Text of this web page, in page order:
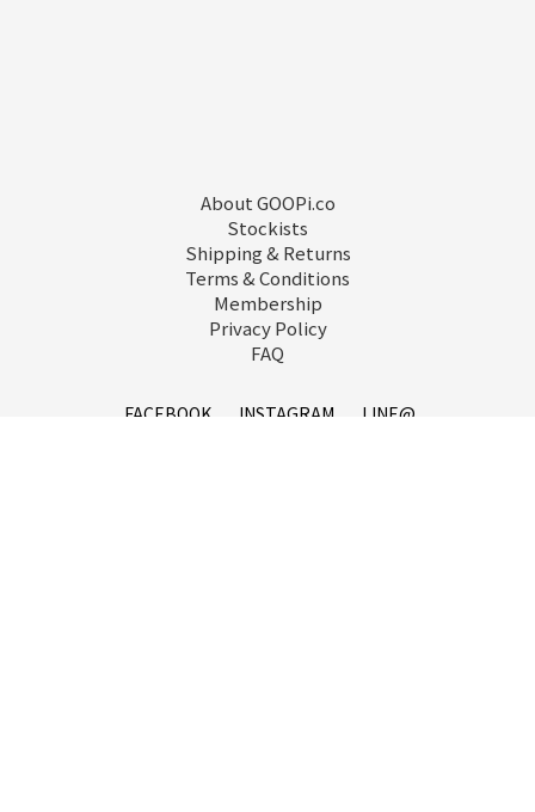
About GOOPi.co
Stockists
Shipping & Returns
Terms & Conditions
Membership
Privacy Policy
FAQ
FACEBOOK INSTAGRAM
LINE@